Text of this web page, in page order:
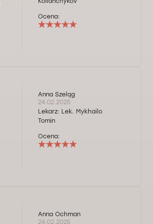
Ocena:
Anna Szeląg
24.02.2025
Lekarz: Lek. Mykhailo
Tomin
Ocena:
Anna Ochman
24.02.2025